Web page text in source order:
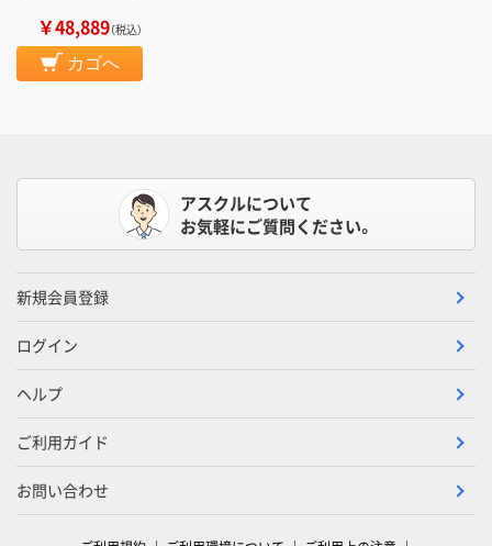
￥48,889（税込）
カゴへ
アスクルについて
お気軽にご質問ください。
新規会員登録
ログイン
ヘルプ
ご利用ガイド
お問い合わせ